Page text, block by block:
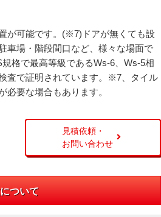
が可能です。(※7)ドアが無くても設
車場・階段間口など、様々な場面で
格で最高等級であるWs-6、Ws-5相
査で証明されています。※7、タイル
必要な場合もあります。
見積依頼・
お問い合わせ
ついて